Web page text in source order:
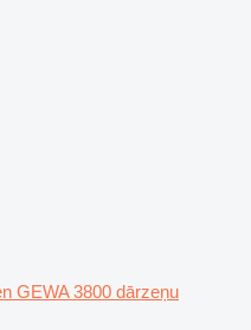
GEWA 3800 dārzeņu